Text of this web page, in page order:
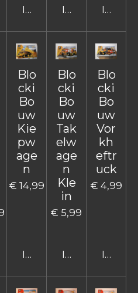
In winkelwagen
In In
Blo
cki
Bo
uw
Kie
pw
age
n
€ 14,99
In winkelwagen
Blo
cki
Bo
uw
Tak
elw
age
n
Kle
in
€ 5,99
In
Blo
cki
Bo
uw
Vor
kh
eftr
uck
€ 4,99
In